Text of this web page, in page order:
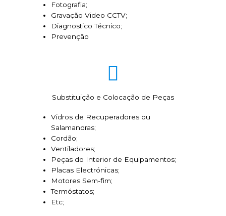
Fotografia;
Gravação Video CCTV;
Diagnostico Técnico;
Prevenção
Substituição e Colocação de Peças
Vidros de Recuperadores ou
Salamandras;
Cordão;
Ventiladores;
Peças do Interior de Equipamentos;
Placas Electrónicas;
Motores Sem-fim;
Termóstatos;
Etc;